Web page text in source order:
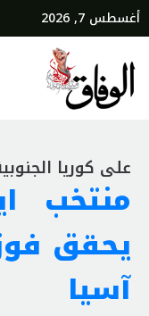
أغسطس 7, 2026
على كوريا
منتخب
يحقق
آسيا